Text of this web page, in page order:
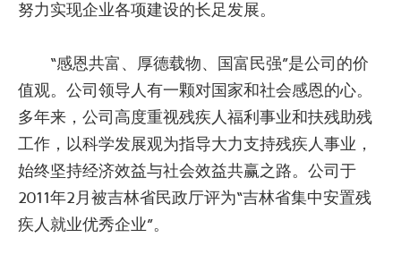
努力实现企业各项建设的长足发展。
“感恩共富、厚德载物、国富民强”是公司的价
值观。公司领导人有一颗对国家和社会感恩的心。
多年来，公司高度重视残疾人福利事业和扶残助残
工作，以科学发展观为指导大力支持残疾人事业，
始终坚持经济效益与社会效益共赢之路。公司于
2011年2月被吉林省民政厅评为“吉林省集中安置残
疾人就业优秀企业”。